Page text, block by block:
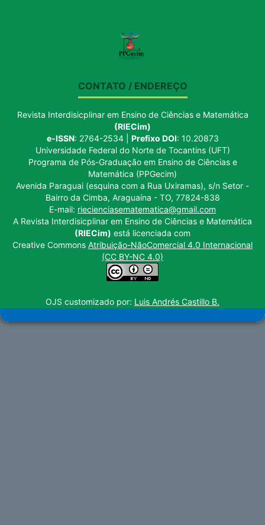
CONTATO / ENDEREÇO
Revista Interdisicplinar em Ensino de Ciências e Matemática
(RIECim)
e-ISSN: 2764-2534 | Prefixo DOI: 10.20873
Universidade Federal do Norte de Tocantins (UFT)
Programa de Pós-Graduação em Ensino de Ciências e
Matemática (PPGecim)
Avenida Paraguai (esquina com a Rua Uxiramas), s/n Setor -
Bairro da Cimba, Araguaína - TO, 77824-838
E-mail: riecienciasematematica@gmail.com
A Revista Interdisicplinar em Ensino de Ciências e Matemática
(RIECim) está licenciada com
Creative Commons Atribuição-NãoComercial 4.0 Internacional
(CC BY-NC 4.0)
OJS customizado por: Luis Andrés Castillo B.